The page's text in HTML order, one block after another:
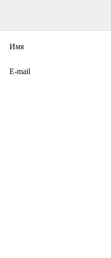
Имя
E-mail